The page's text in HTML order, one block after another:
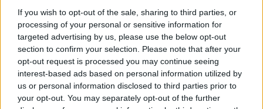
If you wish to opt-out of the sale, sharing to third parties, or
processing of your personal or sensitive information for
targeted advertising by us, please use the below opt-out
section to confirm your selection. Please note that after your
opt-out request is processed you may continue seeing
interest-based ads based on personal information utilized by
us or personal information disclosed to third parties prior to
your opt-out. You may separately opt-out of the further